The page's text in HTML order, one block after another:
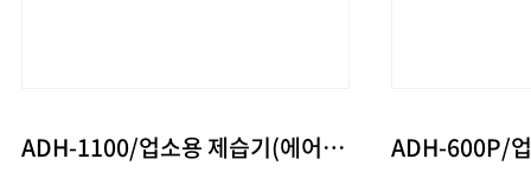
ADH-1100/업소용 제습기(에어렉스/이동식/60~100평형)